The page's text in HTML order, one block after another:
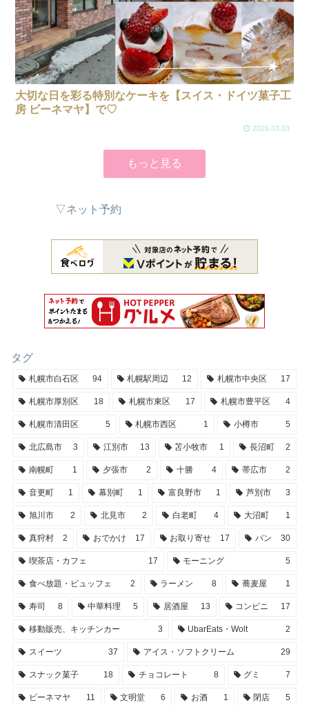
大切な日を彩る特別なケーキを【スイス・ドイツ菓子工
房 ビーネマヤ】で♡
2026.03.03
もっと見る
▽ネット予約
タグ
札幌市白石区 94 札幌駅周辺 12 札幌市中央区 17
札幌市厚別区 18 札幌市東区 17 札幌市豊平区 4
札幌市清田区 5 札幌市西区 1 小樽市 5
北広島市 3 江別市 13 苫小牧市 1 長沼町 2
南幌町 1 夕張市 2 十勝 4 帯広市 2
音更町 1 幕別町 1 富良野市 1 芦別市 3
旭川市 2 北見市 2 白老町 4 大沼町 1
真狩村 2 おでかけ 17 お取り寄せ 17 パン 30
喫茶店・カフェ 17 モーニング 5
食べ放題・ビュッフェ 2 ラーメン 8 蕎麦屋 1
寿司 8 中華料理 5 居酒屋 13 コンビニ 17
移動販売、キッチンカー 3 UbarEats・Wolt 2
スイーツ 37 アイス・ソフトクリーム 29
スナック菓子 18 チョコレート 8 グミ 7
ビーネマヤ 11 文明堂 6 お酒 1 閉店 5